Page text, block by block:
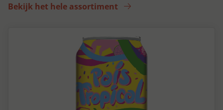
Bekijk het hele assortiment